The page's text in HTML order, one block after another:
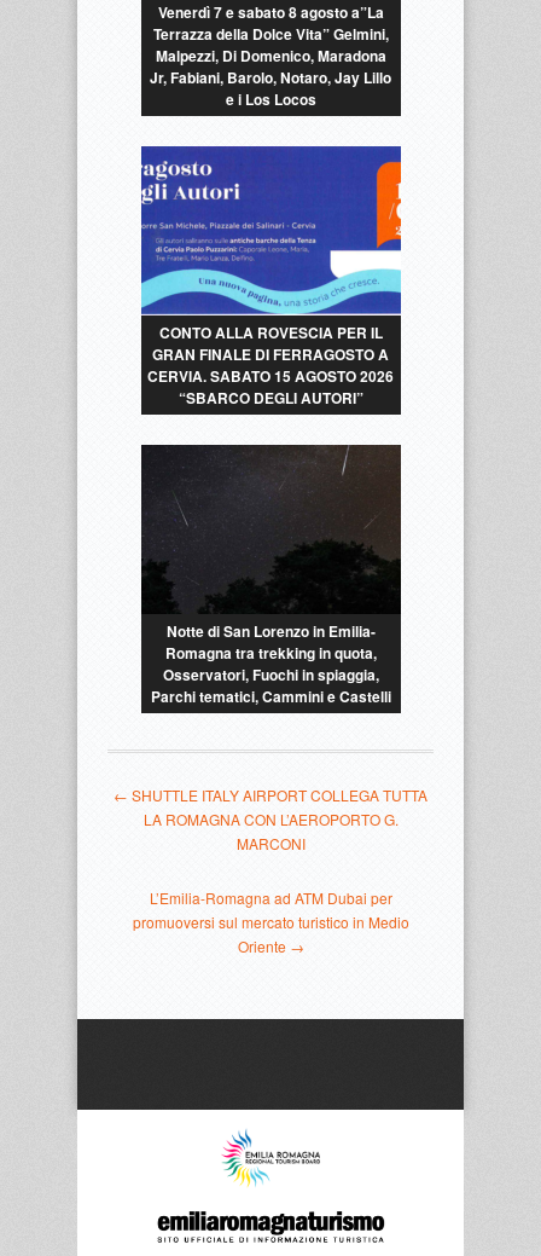
Venerdì 7 e sabato 8 agosto a”La
Terrazza della Dolce Vita” Gelmini,
Malpezzi, Di Domenico, Maradona
Jr, Fabiani, Barolo, Notaro, Jay Lillo
e i Los Locos
CONTO ALLA ROVESCIA PER IL
GRAN FINALE DI FERRAGOSTO A
CERVIA. SABATO 15 AGOSTO 2026
“SBARCO DEGLI AUTORI”
Notte di San Lorenzo in Emilia-
Romagna tra trekking in quota,
Osservatori, Fuochi in spiaggia,
Parchi tematici, Cammini e Castelli
← SHUTTLE ITALY AIRPORT COLLEGA TUTTA
LA ROMAGNA CON L’AEROPORTO G.
MARCONI
L’Emilia-Romagna ad ATM Dubai per
promuoversi sul mercato turistico in Medio
Oriente →